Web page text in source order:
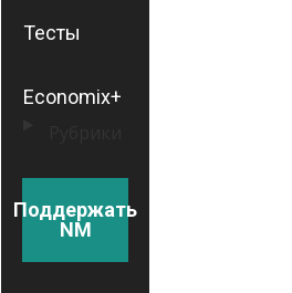
Тесты
Economix+
Поддержать
NM